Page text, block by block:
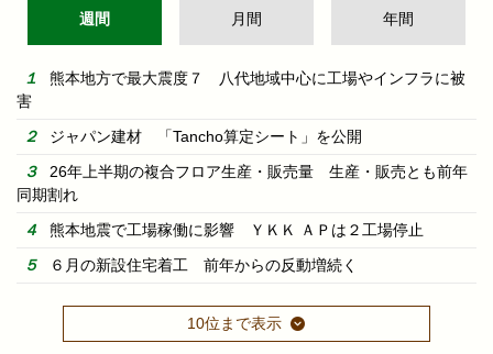
週間 月間 年間
熊本地方で最大震度７ 八代地域中心に工場やインフラに被
害
ジャパン建材 「Tancho算定シート」を公開
26年上半期の複合フロア生産・販売量 生産・販売とも前年
同期割れ
熊本地震で工場稼働に影響 ＹＫＫ ＡＰは２工場停止
６月の新設住宅着工 前年からの反動増続く
10位まで表示